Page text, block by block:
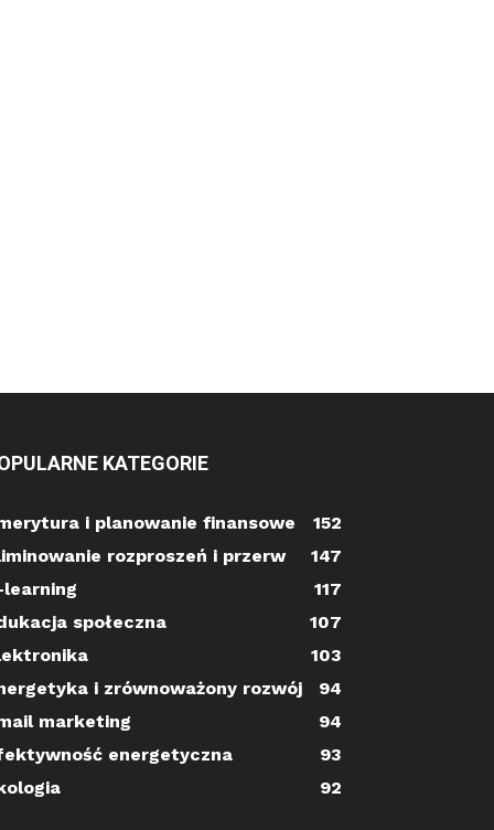
KATEGORIE
i planowanie finansowe
152
rozproszeń i przerw
147
learning
117
społeczna
107
103
i zrównoważony rozwój
94
marketing
94
energetyczna
93
92